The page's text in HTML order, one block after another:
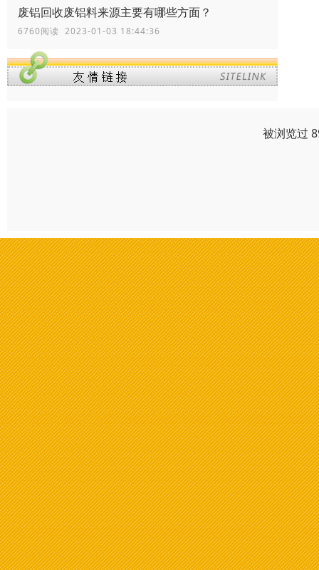
废铝回收废铝料来源主要有哪些方面？
6760阅读 2023-01-03 18:44:36
被浏览过